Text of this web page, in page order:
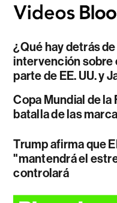
¿Qué hay detrás
intervención sobre
parte de EE. UU. y
Copa Mundial de la
batalla de las
Trump afirma que
"mantendrá el
controlará